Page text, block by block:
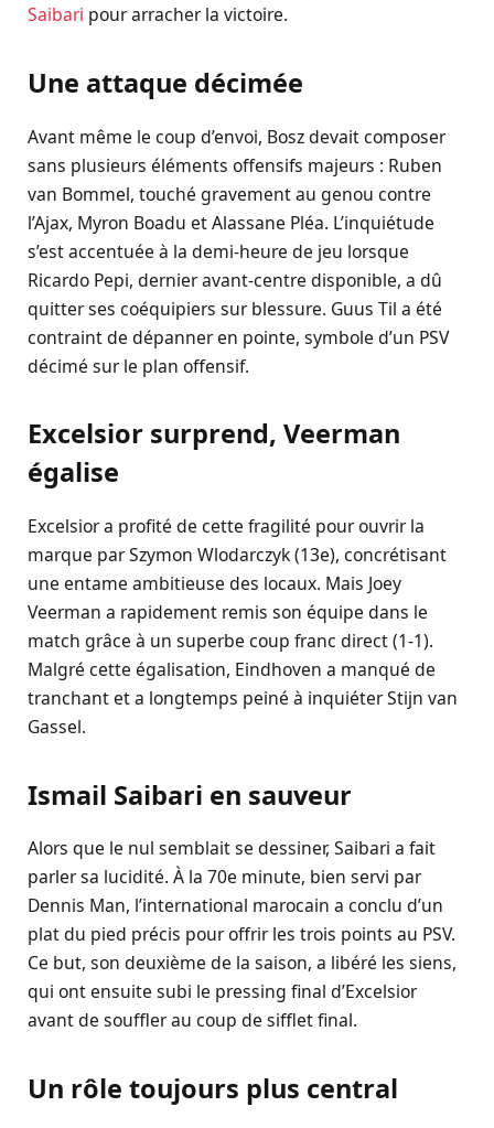
Saibari pour arracher la victoire.
Une attaque décimée
Avant même le coup d’envoi, Bosz devait composer
sans plusieurs éléments offensifs majeurs : Ruben
van Bommel, touché gravement au genou contre
l’Ajax, Myron Boadu et Alassane Pléa. L’inquiétude
s’est accentuée à la demi-heure de jeu lorsque
Ricardo Pepi, dernier avant-centre disponible, a dû
quitter ses coéquipiers sur blessure. Guus Til a été
contraint de dépanner en pointe, symbole d’un PSV
décimé sur le plan offensif.
Excelsior surprend, Veerman
égalise
Excelsior a profité de cette fragilité pour ouvrir la
marque par Szymon Wlodarczyk (13e), concrétisant
une entame ambitieuse des locaux. Mais Joey
Veerman a rapidement remis son équipe dans le
match grâce à un superbe coup franc direct (1-1).
Malgré cette égalisation, Eindhoven a manqué de
tranchant et a longtemps peiné à inquiéter Stijn van
Gassel.
Ismail Saibari en sauveur
Alors que le nul semblait se dessiner, Saibari a fait
parler sa lucidité. À la 70e minute, bien servi par
Dennis Man, l’international marocain a conclu d’un
plat du pied précis pour offrir les trois points au PSV.
Ce but, son deuxième de la saison, a libéré les siens,
qui ont ensuite subi le pressing final d’Excelsior
avant de souffler au coup de sifflet final.
Un rôle toujours plus central